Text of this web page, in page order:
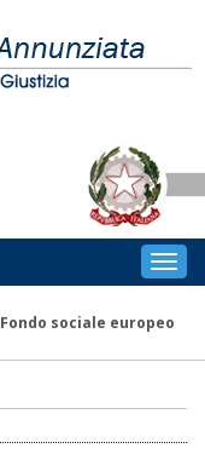
Fondo sociale europeo